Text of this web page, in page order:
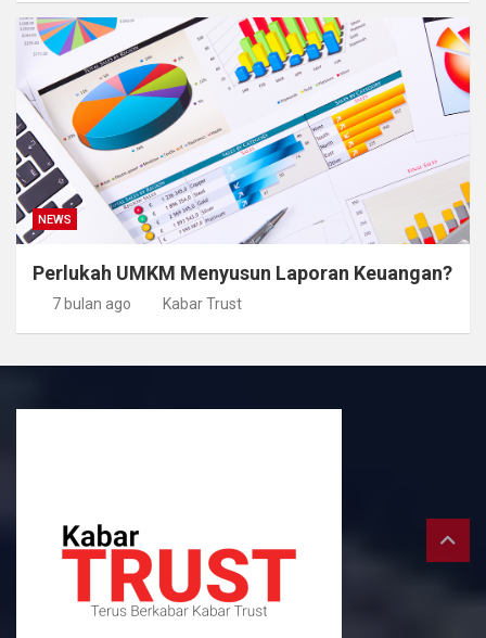
NEWS
Perlukah UMKM Menyusun Laporan Keuangan?
7 bulan ago Kabar Trust